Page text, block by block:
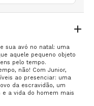
sua avó no natal: uma
aquele pequeno objeto
pelo tempo.
não! Com Junior,
ao presenciar: uma
da escravidão, um
a vida do homem mais